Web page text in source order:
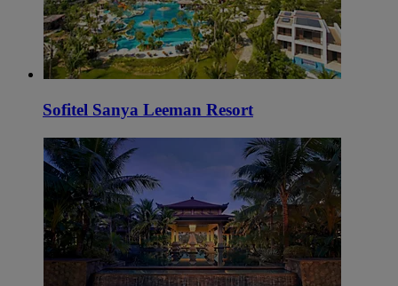
Sofitel Sanya Leeman Resort